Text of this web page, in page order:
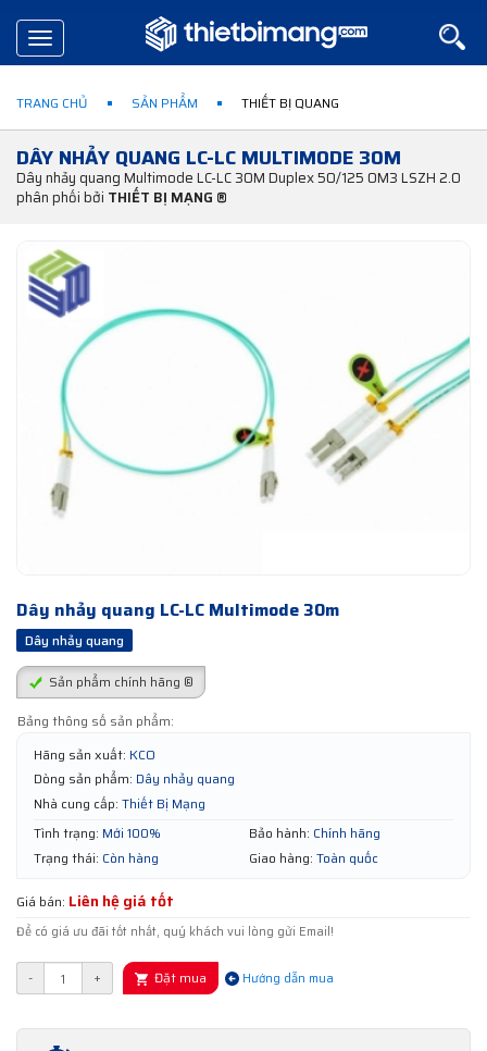
Toggle
navigation
TRANG CHỦ SẢN PHẨM THIẾT BỊ QUANG
DÂY NHẢY QUANG LC-LC MULTIMODE 30M
Dây nhảy quang Multimode LC-LC 30M Duplex 50/125 OM3 LSZH 2.0
phân phối bởi THIẾT BỊ MẠNG ®
Dây nhảy quang LC-LC Multimode 30m
Dây nhảy quang
Sản phẩm chính hãng ®
Bảng thông số sản phẩm:
Hãng sản xuất: KCO
Dòng sản phẩm: Dây nhảy quang
Nhà cung cấp: Thiết Bị Mạng
Tình trạng: Mới 100% Bảo hành: Chính hãng
Trạng thái: Còn hàng Giao hàng: Toàn quốc
Giá bán: Liên hệ giá tốt
Để có giá ưu đãi tốt nhất, quý khách vui lòng gửi Email!
- + Đặt mua Hướng dẫn mua